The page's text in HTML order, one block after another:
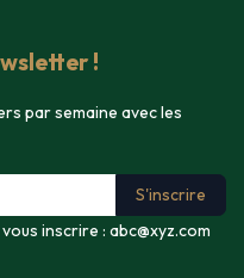
!
par semaine avec les
S'inscrire
inscrire : abc@xyz.com